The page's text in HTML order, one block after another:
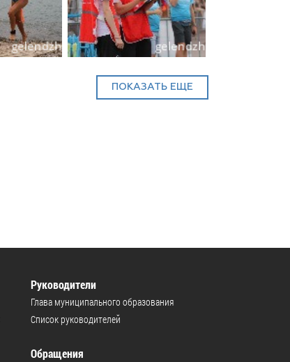
ТОС
самоуправление
Итоги конкурсов
ПОКАЗАТЬ ЕЩЕ
Руководители
Глава муниципального образования
Список руководителей
Обращения